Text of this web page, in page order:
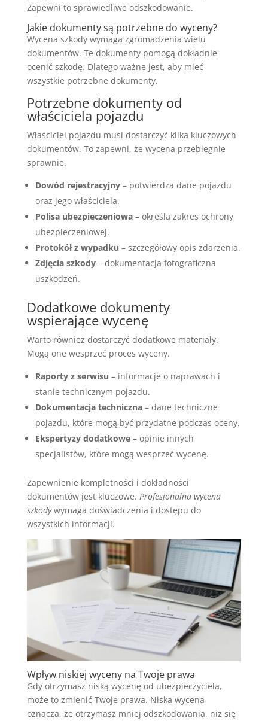
Zapewni to sprawiedliwe odszkodowanie.
Jakie dokumenty są potrzebne do wyceny?
Wycena szkody wymaga zgromadzenia wielu
dokumentów. Te dokumenty pomogą dokładnie
ocenić szkodę. Dlatego ważne jest, aby mieć
wszystkie potrzebne dokumenty.
Potrzebne dokumenty od
właściciela pojazdu
Właściciel pojazdu musi dostarczyć kilka kluczowych
dokumentów. To zapewni, że wycena przebiegnie
sprawnie.
Dowód rejestracyjny– potwierdza dane pojazdu
oraz jego właściciela.
Polisa ubezpieczeniowa– określa zakres ochrony
ubezpieczeniowej.
Protokół z wypadku – szczegółowy opis zdarzenia.
Zdjęcia szkody– dokumentacja fotograficzna
uszkodzeń.
Dodatkowe dokumenty
wspierające wycenę
Warto również dostarczyć dodatkowe materiały.
Mogą one wesprzeć proces wyceny.
Raporty z serwisu – informacje o naprawach i
stanie technicznym pojazdu.
Dokumentacja techniczna– dane techniczne
pojazdu, które mogą być przydatne podczas oceny.
Ekspertyzy dodatkowe– opinie innych
specjalistów, które mogą wesprzeć wycenę.
Zapewnienie kompletności i dokładności
dokumentów jest kluczowe. Profesjonalna wycena
szkodywymaga doświadczenia i dostępu do
wszystkich informacji.
Wpływ niskiej wyceny na Twoje prawa
Gdy otrzymasz niską wycenę od ubezpieczyciela,
może to zmienić Twoje prawa. Niska wycena
oznacza, że otrzymasz mniej odszkodowania, niż się